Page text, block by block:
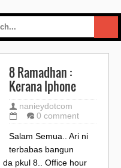
8 Ramadhan :
Kerana Iphone
nanieydotcom
0 comment
Salam Semua.. Ari ni
terbabas bangun
da pkul 8.. Office hour